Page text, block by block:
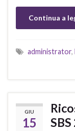
Continua a
administrator,
GIU
15